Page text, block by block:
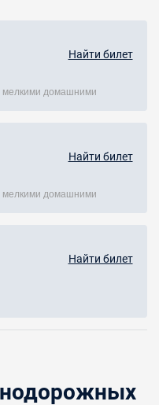
Найти билет
мелкими домашними
Найти билет
мелкими домашними
Найти билет